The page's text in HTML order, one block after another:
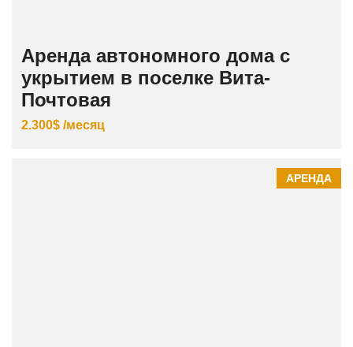
Аренда автономного дома с
укрытием в поселке Вита-
Почтовая
2.300$ /месяц
АРЕНДА